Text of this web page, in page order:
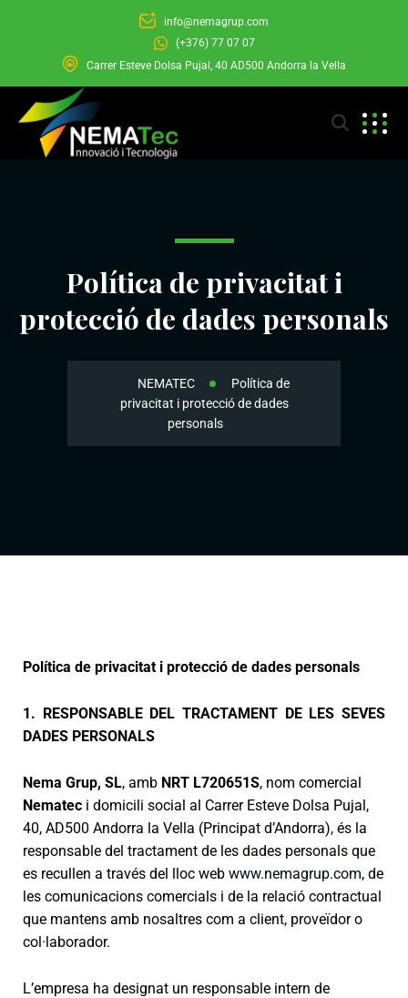
info@nemagrup.com
(+376) 77 07 07
Carrer Esteve Dolsa Pujal, 40 AD500 Andorra la Vella
Política de privacitat i
protecció de dades personals
NEMATEC
Política de
privacitat i protecció de dades
personals
Política de privacitat i protecció de dades personals
1. RESPONSABLE DEL TRACTAMENT DE LES SEVES
DADES PERSONALS
Nema Grup, SL, amb NRT L720651S, nom comercial
Nematec i domicili social al Carrer Esteve Dolsa Pujal,
40, AD500 Andorra la Vella (Principat d’Andorra), és la
responsable del tractament de les dades personals que
es recullen a través del lloc web www.nemagrup.com, de
les comunicacions comercials i de la relació contractual
que mantens amb nosaltres com a client, proveïdor o
col·laborador.
L’empresa ha designat un responsable intern de